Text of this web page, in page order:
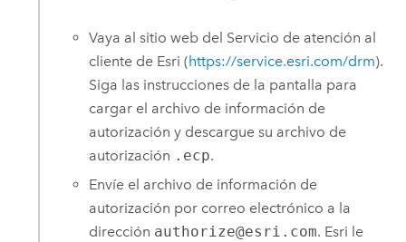
Vaya al sitio web del Servicio de atención al
cliente de Esri (https://service.esri.com/drm).
Siga las instrucciones de la pantalla para
cargar el archivo de información de
autorización y descargue su archivo de
autorización .ecp.
Envíe el archivo de información de
autorización por correo electrónico a la
dirección authorize@esri.com. Esri le